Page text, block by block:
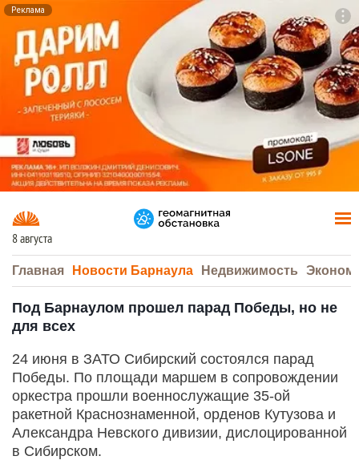
Реклама
8 августа
Главная Новости Барнаула Недвижимость
Под Барнаулом прошел парад Победы, но не
для всех
24 июня в ЗАТО Сибирский состоялся парад
Победы. По площади маршем в сопровождении
оркестра прошли военнослужащие 35-ой
ракетной Краснознаменной, орденов Кутузова и
Александра Невского дивизии, дислоцированной
в Сибирском.